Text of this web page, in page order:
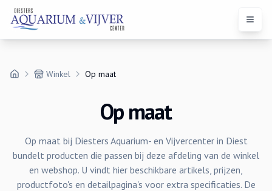
Open
Winkel Op maat
Op maat
Op maat bij Diesters Aquarium- en Vijvercenter in Diest
bundelt producten die passen bij deze afdeling van de winkel
en webshop. U vindt hier beschikbare artikels, prijzen,
productfoto's en detailpagina's voor extra specificaties. De